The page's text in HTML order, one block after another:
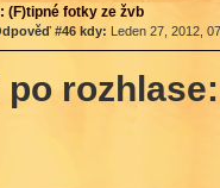
(F)tipné fotky ze žvb
#46 kdy: Leden 27, 2012,
po rozhlase: